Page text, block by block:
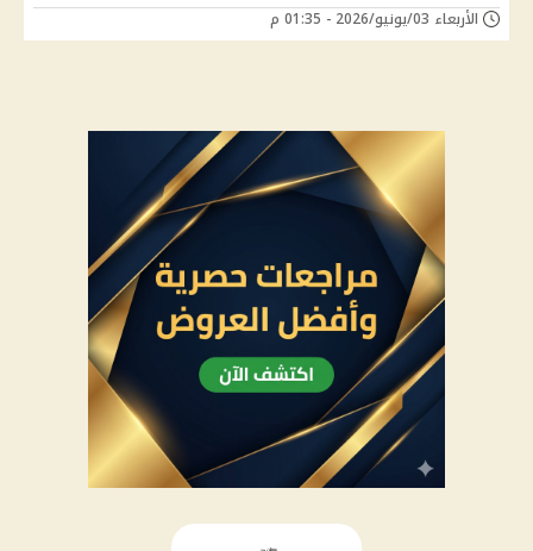
الأربعاء 03/يونيو/2026 - 01:35 م